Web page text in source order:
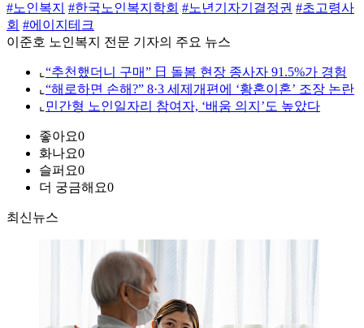
#노인복지 #한국노인복지학회 #노년기자기결정권 #초고령사
회 #에이지테크
이준호 노인복지 전문 기자의 주요 뉴스
⌞ “추천했더니 구매” 日 돌봄 현장 종사자 91.5%가 경험
⌞ “해로하면 손해?” 8·3 세제개편에 ‘황혼이혼’ 조장 논란
⌞ 민간형 노인일자리 참여자, ‘배움 의지’도 높았다
좋아요0
화나요0
슬퍼요0
더 궁금해요0
최신뉴스